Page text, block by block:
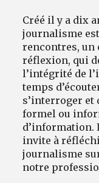
Créé il y a dix
journalisme
rencontres, un
réflexion, qui
l’intégrité de
temps
s’interroger et
formel ou
d’information.
invite à
journalisme
notre